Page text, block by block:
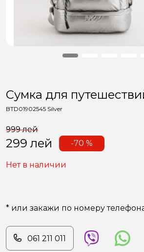
Сумкa для
BTD01902545 Silver
999 лей
299лей -70 %
Нет в наличии
* или закажи по номеру
061 211 011